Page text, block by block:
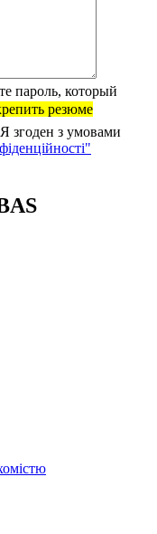
пароль, который
резюме
Я згоден з умовами